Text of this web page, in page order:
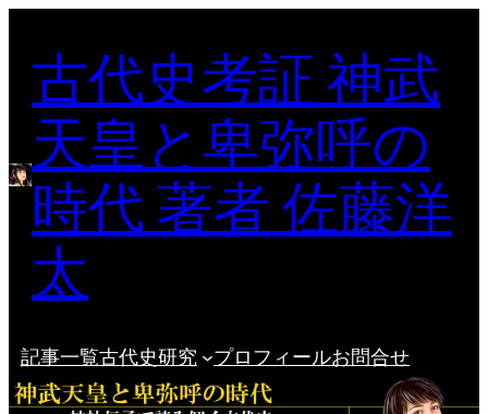
ッ
古代史考証 神武
天皇と卑弥呼の
時代 著者 佐藤洋
太
記事一覧古代史研究 プロフィールお問合せ